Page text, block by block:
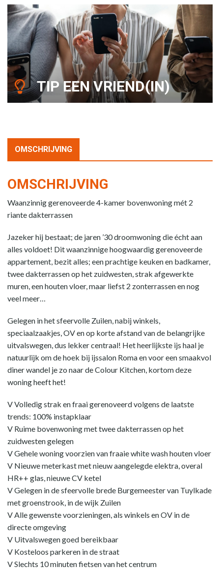
TIP EEN VRIEND(IN)
OMSCHRIJVING
OMSCHRIJVING
Waanzinnig gerenoveerde 4-kamer bovenwoning mét 2
riante dakterrassen
Jazeker hij bestaat; de jaren ’30 droomwoning die écht aan
alles voldoet! Dit waanzinnige hoogwaardig gerenoveerde
appartement, bezit alles; een prachtige keuken en badkamer,
twee dakterrassen op het zuidwesten, strak afgewerkte
muren, een houten vloer, maar liefst 2 zonterrassen en nog
veel meer…
Gelegen in het sfeervolle Zuilen, nabij winkels,
speciaalzaakjes, OV en op korte afstand van de belangrijke
uitvalswegen, dus lekker centraal! Het heerlijkste ijs haal je
natuurlijk om de hoek bij ijssalon Roma en voor een smaakvol
diner wandel je zo naar de Colour Kitchen, kortom deze
woning heeft het!
V Volledig strak en fraai gerenoveerd volgens de laatste
trends: 100% instapklaar
V Ruime bovenwoning met twee dakterrassen op het
zuidwesten gelegen
V Gehele woning voorzien van fraaie white wash houten vloer
V Nieuwe meterkast met nieuw aangelegde elektra, overal
HR++ glas, nieuwe CV ketel
V Gelegen in de sfeervolle brede Burgemeester van Tuylkade
met groenstrook, in de wijk Zuilen
V Alle gewenste voorzieningen, als winkels en OV in de
directe omgeving
V Uitvalswegen goed bereikbaar
V Kosteloos parkeren in de straat
V Slechts 10 minuten fietsen van het centrum